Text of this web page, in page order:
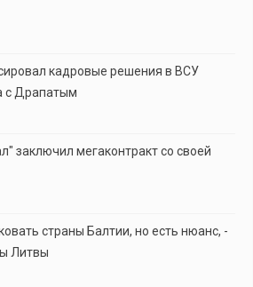
кадровые решения в ВСУ
с Драпатым
заключил мегаконтракт со своей
страны Балтии, но есть нюанс, -
Литвы